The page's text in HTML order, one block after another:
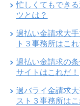
忙しくてもでき
ツとは？
過払い金請求大
ト３事務所はこれ
過払い金請求の
サイトはこれだ！
過バライ金請求
スト３事務所はこ